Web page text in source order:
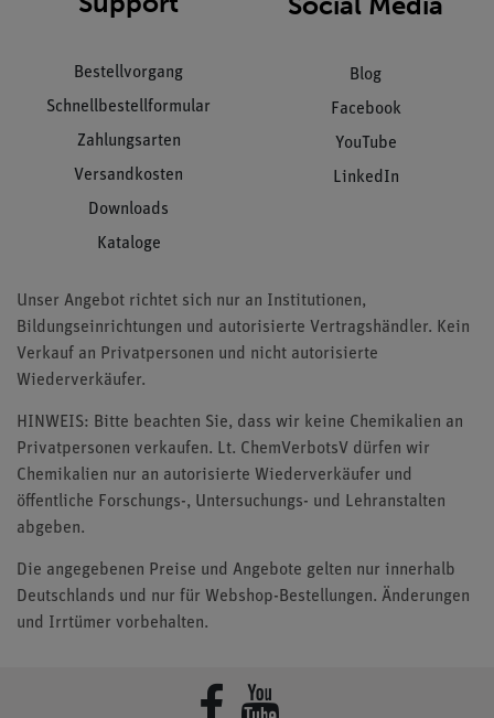
Bestellvorgang
Schnellbestellformular
Zahlungsarten
Versandkosten
Downloads
Kataloge
Blog
Facebook
YouTube
LinkedIn
Unser Angebot richtet sich nur an Institutionen,
Bildungseinrichtungen und autorisierte Vertragshändler. Kein
Verkauf an Privatpersonen und nicht autorisierte
Wiederverkäufer.
HINWEIS: Bitte beachten Sie, dass wir keine Chemikalien an
Privatpersonen verkaufen. Lt. ChemVerbotsV dürfen wir
Chemikalien nur an autorisierte Wiederverkäufer und
öffentliche Forschungs-, Untersuchungs- und Lehranstalten
abgeben.
Die angegebenen Preise und Angebote gelten nur innerhalb
Deutschlands und nur für Webshop-Bestellungen. Änderungen
und Irrtümer vorbehalten.